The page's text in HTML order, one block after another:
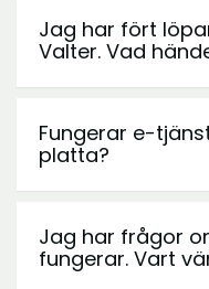
Jag har fört
Valter. Vad
Fungerar e-
platta?
Jag har frågor
fungerar. Vart